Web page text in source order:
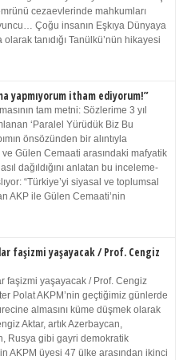
cezaevlerinde mahkumları
Çoğu insanın Eşkıya Dünyaya
tanıdığı Tanülkü’nün hikayesi
yapmıyorum itham ediyorum!”
tam metni: Sözlerime 3 yıl
‘Paralel Yürüdük Biz Bu
önsözünden bir alıntıyla
ve Gülen Cemaati arasındaki mafyatik
dağıldığını anlatan bu inceleme-
“Türkiye’yi siyasal ve toplumsal
AKP ile Gülen Cemaati’nin
faşizmi yaşayacak / Prof. Cengiz
faşizmi yaşayacak / Prof. Cengiz
Polat AKPM’nin geçtiğimiz günlerde
almasını küme düşmek olarak
Aktar, artık Azerbaycan,
Rusya gibi gayri demokratik
AKPM üyesi 47 ülke arasından ikinci